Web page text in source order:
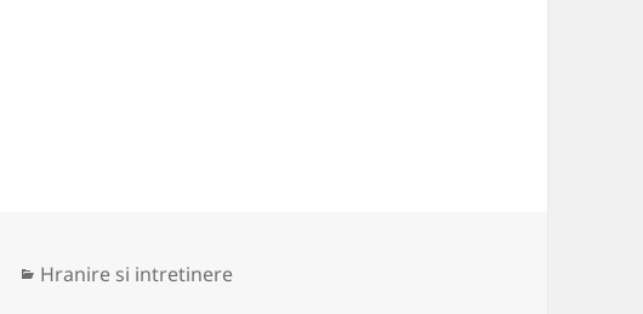
Categorii
Hranire si intretinere